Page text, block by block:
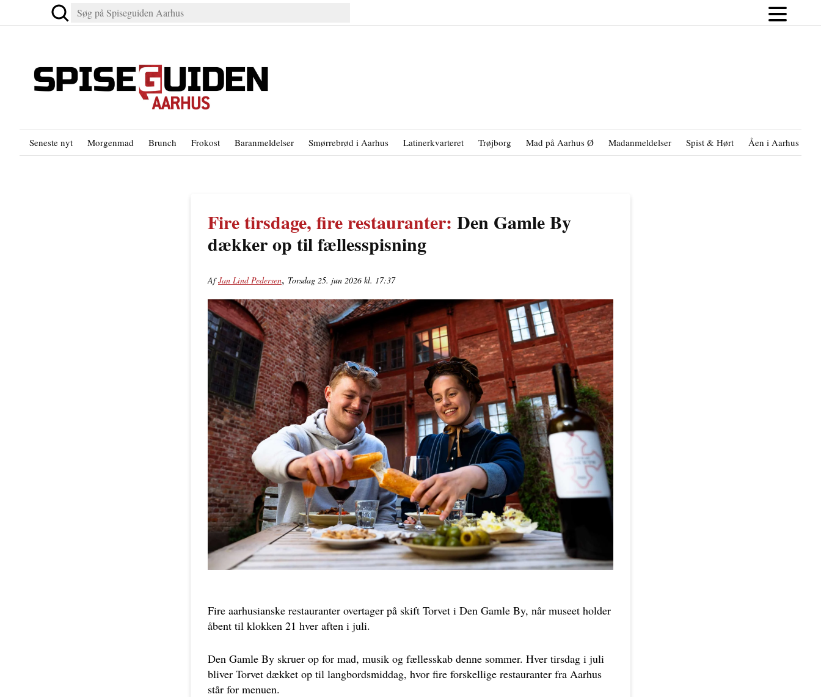
Seneste nyt Morgenmad Brunch Frokost Baranmeldelser Smørrebrød i Aarhus Latinerkvarteret Trøjborg Mad på Aarhus Ø Madanmeldelser Spist & Hørt Åen i Aarhus
Fire tirsdage, fire restauranter: Den Gamle By
dækker op til fællesspisning
AfJan Lind Pedersen, Torsdag 25. jun 2026 kl. 17:37
Fire aarhusianske restauranter overtager på skift Torvet i Den Gamle By, når museet holder
åbent til klokken 21 hver aften i juli.
Den Gamle By skruer op for mad, musik og fællesskab denne sommer. Hver tirsdag i juli
bliver Torvet dækket op til langbordsmiddag, hvor fire forskellige restauranter fra Aarhus
står for menuen.